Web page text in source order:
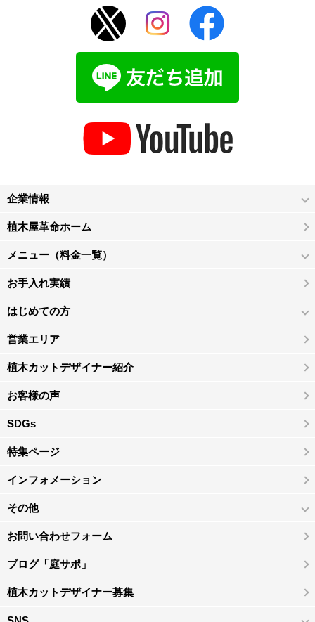
企業情報
植木屋革命ホーム
メニュー（料金一覧）
お手入れ実績
はじめての方
営業エリア
植木カットデザイナー紹介
お客様の声
SDGs
特集ページ
インフォメーション
その他
お問い合わせフォーム
ブログ「庭サポ」
植木カットデザイナー募集